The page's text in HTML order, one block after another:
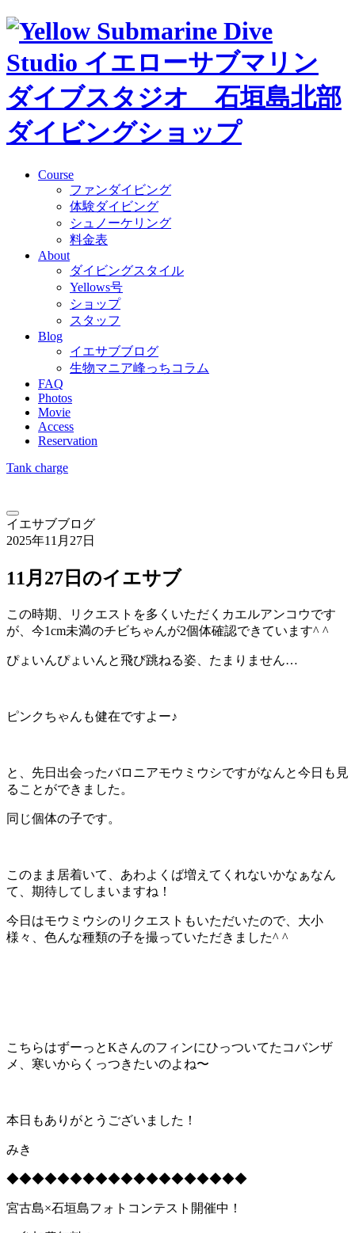
Course
ファンダイビング
体験ダイビング
シュノーケリング
料金表
About
ダイビングスタイル
Yellows号
ショップ
スタッフ
Blog
イエサブブログ
生物マニア峰っちコラム
FAQ
Photos
Movie
Access
Reservation
Tank charge
イエサブブログ
2025年11月27日
11月27日のイエサブ
この時期、リクエストを多くいただくカエルアンコウです
が、今1cm未満のチビちゃんが2個体確認できています^ ^
ぴょいんぴょいんと飛び跳ねる姿、たまりません…
ピンクちゃんも健在ですよー♪
と、先日出会ったバロニアモウミウシですがなんと今日も見
ることができました。
同じ個体の子です。
このまま居着いて、あわよくば増えてくれないかなぁなん
て、期待してしまいますね！
今日はモウミウシのリクエストもいただいたので、大小
様々、色んな種類の子を撮っていただきました^ ^
こちらはずーっとKさんのフィンにひっついてたコバンザ
メ、寒いからくっつきたいのよね〜
本日もありがとうございました！
みき
◆◆◆◆◆◆◆◆◆◆◆◆◆◆◆◆◆◆◆
宮古島×石垣島フォトコンテスト開催中！